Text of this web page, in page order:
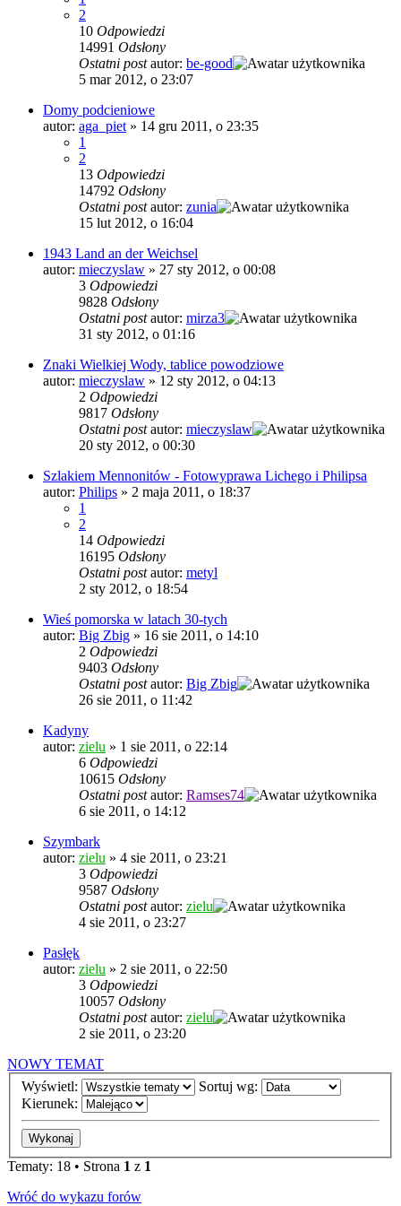
2
10 Odpowiedzi
14991 Odsłony
Ostatni postautor: be-good
5 mar 2012, o 23:07
Domy podcieniowe
autor: aga_piet » 14 gru 2011, o 23:35
1
2
13 Odpowiedzi
14792 Odsłony
Ostatni postautor: zunia
15 lut 2012, o 16:04
1943 Land an der Weichsel
autor: mieczyslaw » 27 sty 2012, o 00:08
3 Odpowiedzi
9828 Odsłony
Ostatni postautor: mirza3
31 sty 2012, o 01:16
Znaki Wielkiej Wody, tablice powodziowe
autor: mieczyslaw » 12 sty 2012, o 04:13
2 Odpowiedzi
9817 Odsłony
Ostatni postautor: mieczyslaw
20 sty 2012, o 00:30
Szlakiem Mennonitów - Fotowyprawa Lichego i Philipsa
autor: Philips » 2 maja 2011, o 18:37
1
2
14 Odpowiedzi
16195 Odsłony
Ostatni postautor: metyl
2 sty 2012, o 18:54
Wieś pomorska w latach 30-tych
autor: Big Zbig » 16 sie 2011, o 14:10
2 Odpowiedzi
9403 Odsłony
Ostatni postautor: Big Zbig
26 sie 2011, o 11:42
Kadyny
autor: zielu » 1 sie 2011, o 22:14
6 Odpowiedzi
10615 Odsłony
Ostatni postautor: Ramses74
6 sie 2011, o 14:12
Szymbark
autor: zielu » 4 sie 2011, o 23:21
3 Odpowiedzi
9587 Odsłony
Ostatni postautor: zielu
4 sie 2011, o 23:27
Pasłęk
autor: zielu » 2 sie 2011, o 22:50
3 Odpowiedzi
10057 Odsłony
Ostatni postautor: zielu
2 sie 2011, o 23:20
NOWY TEMAT
Wyświetl:
Sortuj wg:
Kierunek:
Tematy: 18 • Strona 1 z 1
Wróć do wykazu forów